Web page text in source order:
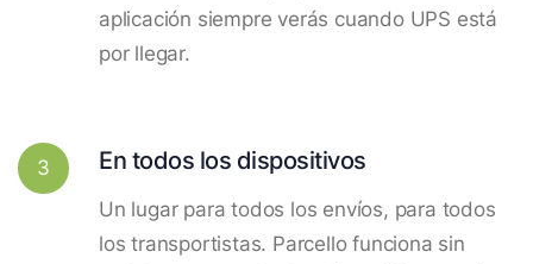
aplicación siempre verás cuando UPS está
por llegar.
3 En todos los dispositivos
Un lugar para todos los envíos, para todos
los transportistas. Parcello funciona sin